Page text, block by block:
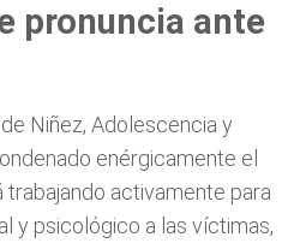
pronuncia ante
Niñez, Adolescencia y
enérgicamente el
activamente para
y psicológico a las víctimas,